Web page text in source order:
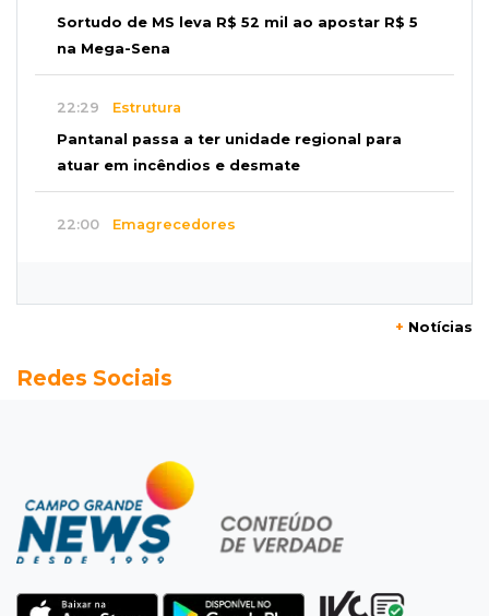
Sortudo de MS leva R$ 52 mil ao apostar R$ 5
na Mega-Sena
22:29 Estrutura
Pantanal passa a ter unidade regional para
atuar em incêndios e desmate
22:00 Emagrecedores
Granizo danifica telhados e plantações
Agregado
Inter perde para o Corinthians mas avança às
quartas da Copa do Brasil
Vitória goleia Athletico-PR por 4 a 0 e avança
+ Notícias
Redes Sociais